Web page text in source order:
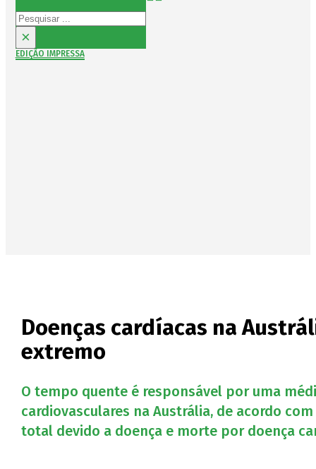
Pesquisar
×
EDIÇÃO IMPRESSA
Doenças cardíacas na
extremo
O tempo quente é responsável por uma
cardiovasculares na Austrália, de acordo
total devido a doença e morte por doença